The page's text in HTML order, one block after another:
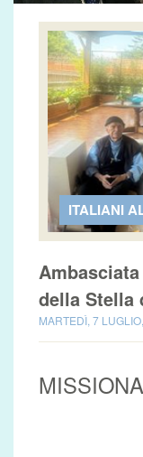
ITALIANI
della Stella
MARTEDÌ, 7